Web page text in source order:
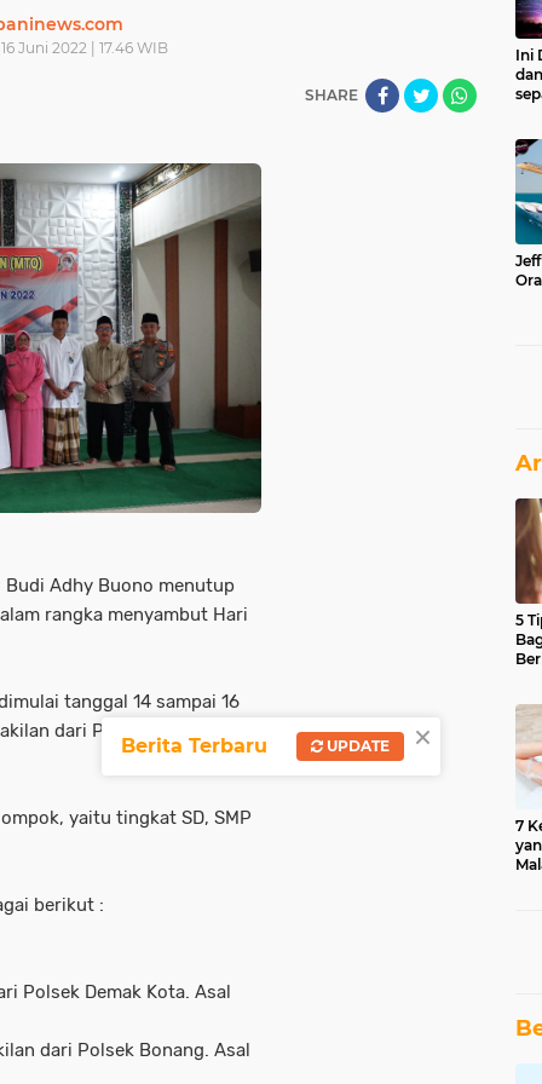
Juni 2022 | 17.46 WIB
SHARE
Budi Adhy Buono menutup
rangka menyambut Hari
tanggal 14 sampai 16
dari Polsek Jajaran
yaitu tingkat SD, SMP
berikut :
Polsek Demak Kota. Asal
dari Polsek Bonang. Asal
Ini
5
7
×
Berita Terbaru UPDATE